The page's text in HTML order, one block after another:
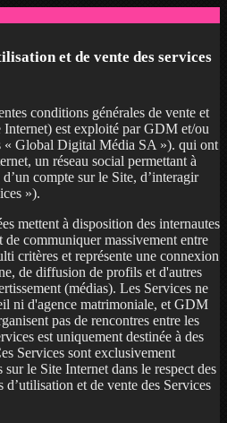
et de vente des services
conditions générales de vente et
Internet) est exploité par GDM et/ou
« Global Digital Média SA »). qui ont
un réseau social permettant à
compte sur le Site, d’interagir
»).
mettent à disposition des internautes
communiquer massivement entre
critères et représente une connexion
de diffusion de profils et d'autres
(médias). Les Services ne
ni d'agence matrimoniale, et GDM
pas de rencontres entre les
est uniquement destinée à des
Services sont exclusivement
le Site Internet dans le respect des
d’utilisation et de vente des Services